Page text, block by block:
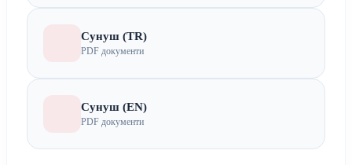
Сунуш (TR)
PDF документи
Сунуш (EN)
PDF документи